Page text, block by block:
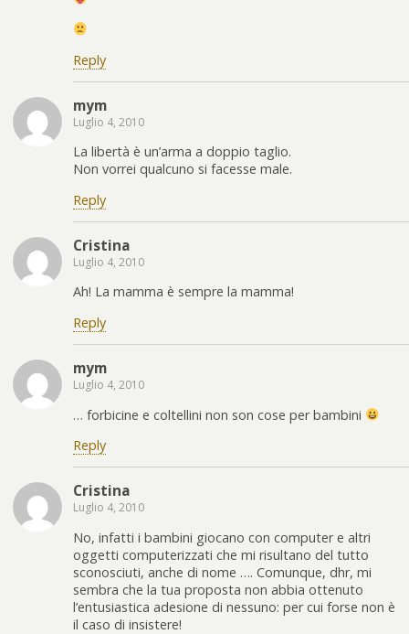
Reply
mym
Luglio 4, 2010
La libertà è un’arma a doppio taglio.
Non vorrei qualcuno si facesse male.
Reply
Cristina
Luglio 4, 2010
Ah! La mamma è sempre la mamma!
Reply
mym
Luglio 4, 2010
… forbicine e coltellini non son cose per bambini
Reply
Cristina
Luglio 4, 2010
No, infatti i bambini giocano con computer e altri
oggetti computerizzati che mi risultano del tutto
sconosciuti, anche di nome …. Comunque, dhr, mi
sembra che la tua proposta non abbia ottenuto
l’entusiastica adesione di nessuno: per cui forse non è
il caso di insistere!